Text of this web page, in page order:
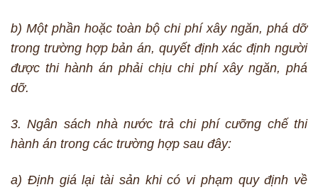
b) Một phần hoặc toàn bộ chi phí xây ngăn, phá dỡ
trong trường hợp bản án, quyết định xác định người
được thi hành án phải chịu chi phí xây ngăn, phá
dỡ.
3. Ngân sách nhà nước trả chi phí cưỡng chế thi
hành án trong các trường hợp sau đây:
a) Định giá lại tài sản khi có vi phạm quy định về